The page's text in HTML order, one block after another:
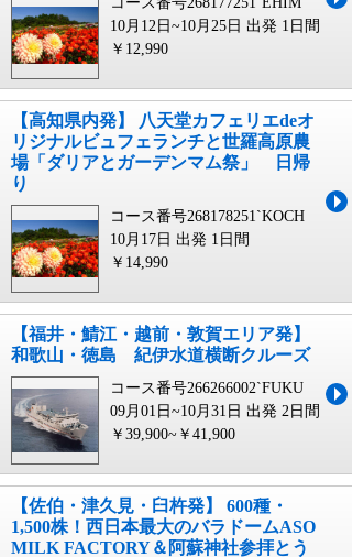
10月12日~10月25日 出発 1日間
￥12,990
【高知県内発】 八天堂カフェリエdeオ
リジナルビュフェランチと世羅高原農
場「ダリアとガーデンマム祭」 日帰
り
コース番号268178251`KOCH
10月17日 出発 1日間
￥14,990
【福井・鯖江・越前・敦賀エリア発】
和歌山・徳島 紀伊水道横断クルーズ
コース番号266266002`FUKU
09月01日~10月31日 出発 2日間
￥39,900~￥41,900
【佐伯・津久見・臼杵発】 600種・
1,500株！西日本最大のバラドームASO
MILK FACTORY＆阿蘇神社参拝とう